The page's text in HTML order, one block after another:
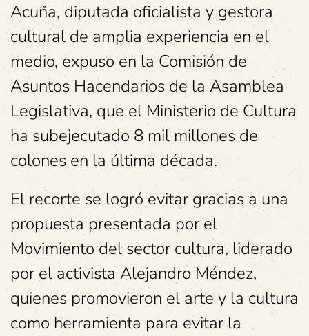
Acuña, diputada oficialista y gestora
cultural de amplia experiencia en el
medio, expuso en la Comisión de
Asuntos Hacendarios de la Asamblea
Legislativa, que el Ministerio de Cultura
ha subejecutado 8 mil millones de
colones en la última década.
El recorte se logró evitar gracias a una
propuesta presentada por el
Movimiento del sector cultura, liderado
por el activista Alejandro Méndez,
quienes promovieron el arte y la cultura
como herramienta para evitar la